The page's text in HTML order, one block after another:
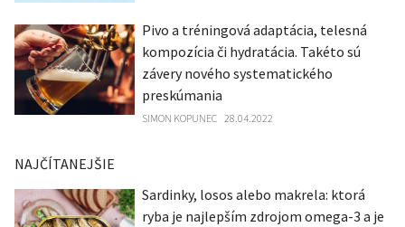
Pivo a tréningová adaptácia, telesná
kompozícia či hydratácia. Takéto sú
závery nového systematického
preskúmania
SIMON KOPUNEC 28.04.2022
NAJČÍTANEJŠIE
Sardinky, losos alebo makrela: ktorá
ryba je najlepším zdrojom omega-3 a je